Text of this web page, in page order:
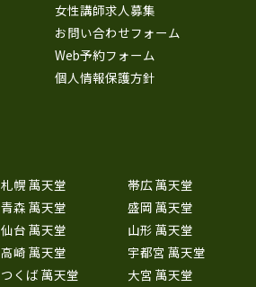
女性講師求人募集
お問い合わせフォーム
Web予約フォーム
個人情報保護方針
札幌 萬天堂
帯広 萬天堂
青森 萬天堂
盛岡 萬天堂
仙台 萬天堂
山形 萬天堂
高崎 萬天堂
宇都宮 萬天堂
つくば 萬天堂
大宮 萬天堂